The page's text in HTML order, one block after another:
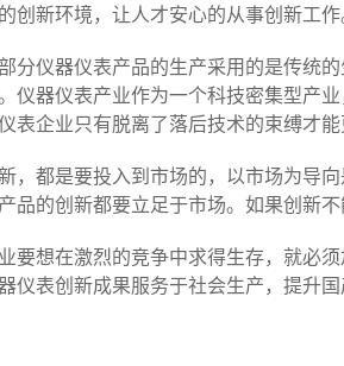
创新环境，让人才安心的从事创新工作
仪器仪表产品的生产采用的是传统的
仪器仪表产业作为一个科技密集型产
表企业只有脱离了落后技术的束缚才
都是要投入到市场的，以市场为导向
品的创新都要立足于市场。如果创新
想在激烈的竞争中求得生存，就必须
仪表创新成果服务于社会生产，提升国